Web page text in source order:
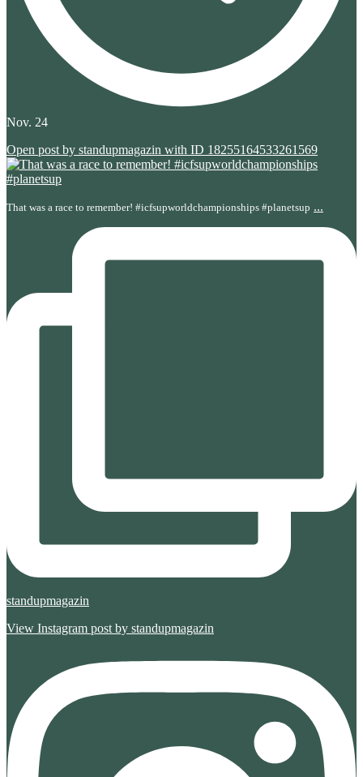
Nov. 24
Open post by standupmagazin with ID 18255164533261569
That was a race to remember! #icfsupworldchampionships #planetsup ...
standupmagazin
View Instagram post by standupmagazin